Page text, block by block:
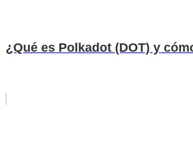
¿Qué es Polkadot (DOT) y